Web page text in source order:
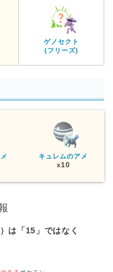
ゲノセクト
(フリーズ)
キュレムのアメ
x10
は「15」ではなく